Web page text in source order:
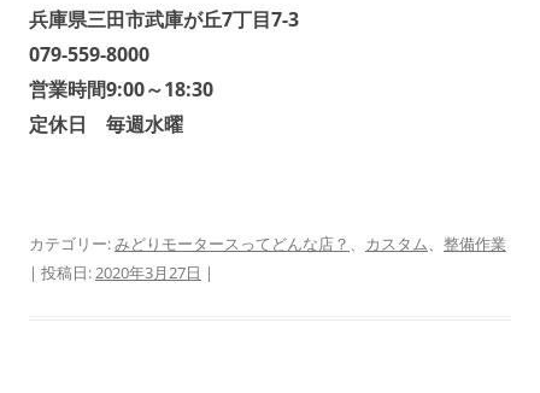
兵庫県三田市武庫が丘7丁目7-3
079-559-8000
営業時間9:00～18:30
定休日 毎週水曜
カテゴリー:みどりモータースってどんな店？ 、 カスタム、 整備作業
| 投稿日:2020年3月27日 |